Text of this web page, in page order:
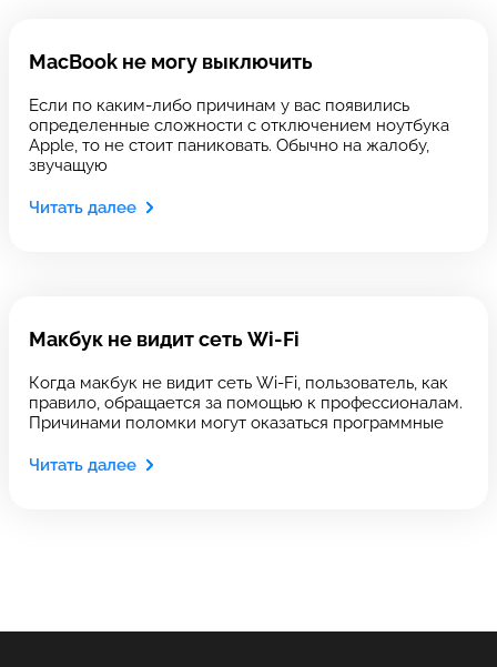
MacBook не могу выключить
Если по каким-либо причинам у вас появились
определенные сложности с отключением ноутбука
Apple, то не стоит паниковать. Обычно на жалобу,
звучащую
Читать далее
Макбук не видит сеть Wi-Fi
Когда макбук не видит сеть Wi-Fi, пользователь, как
правило, обращается за помощью к профессионалам.
Причинами поломки могут оказаться программные
Читать далее
позвонить
Выберите сервис
Выберите адрес сервиса, в который хотите
позвонить
Напишите свой отзыв
Оставить свой отзыв